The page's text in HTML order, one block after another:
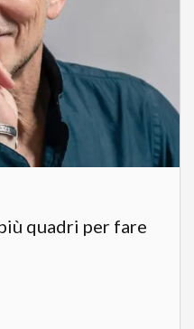
quadri per fare